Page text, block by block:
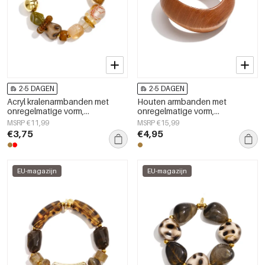
2-5 DAGEN
Acryl kralenarmbanden met
onregelmatige vorm,
eenvoudige dagelijkse
collectie, damessieraden
MSRP €11,99
€3,75
2-5 DAGEN
Houten armbanden met
onregelmatige vorm,
eenvoudige, alledaagse serie,
damessieraden
MSRP €15,99
€4,95
EU-magazijn EU-magazijn